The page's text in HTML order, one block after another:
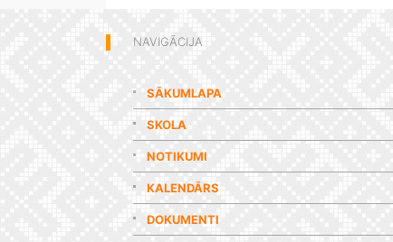
NAVIGĀCIJA
SĀKUMLAPA
SKOLA
NOTIKUMI
KALENDĀRS
DOKUMENTI